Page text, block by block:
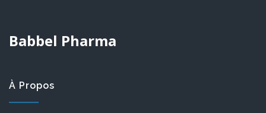
Babbel Pharma
À Propos